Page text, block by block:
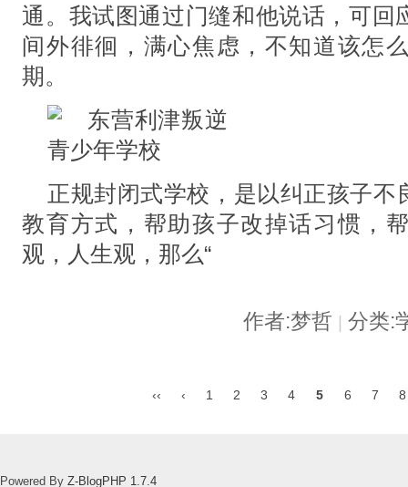
通。我试图通过门缝和他说话，可回
间外徘徊，满心焦虑，不知道该怎
期。
正规封闭式学校，是以纠正孩子不
教育方式，帮助孩子改掉话习惯，
观，人生观，那么“
作者:梦哲 | 分类:
‹‹ ‹ 1 2 3 4 5 6 7 8
Powered By Z-BlogPHP 1.7.4